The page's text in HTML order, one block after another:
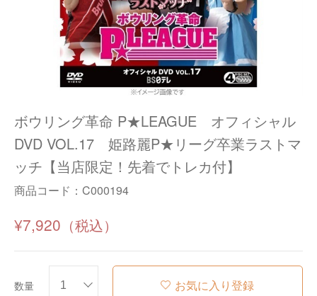
ボウリング革命 P★LEAGUE オフィシャル
DVD VOL.17 姫路麗P★リーグ卒業ラストマ
ッチ【当店限定！先着でトレカ付】
商品コード： C000194
¥7,920
数量 お気に入り登録